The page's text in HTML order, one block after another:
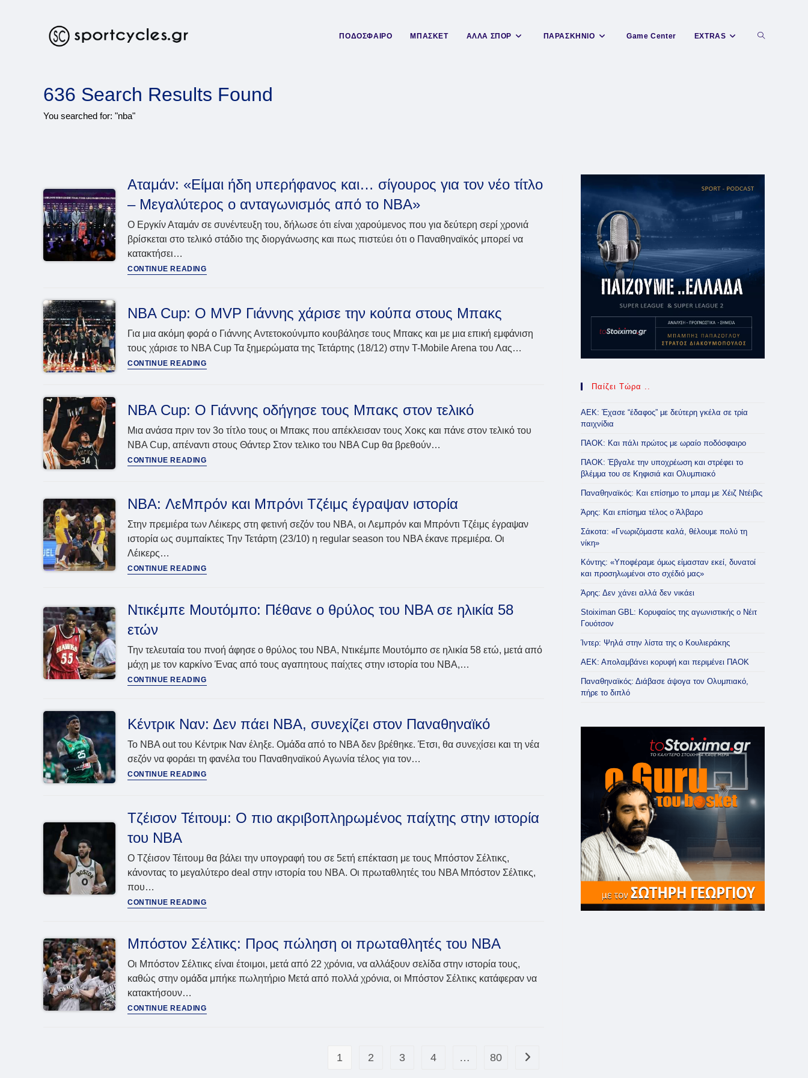
ΠΟΔΟΣΦΑΙΡΟ ΜΠΑΣΚΕΤ ΑΛΛΑ ΣΠΟΡ ΠΑΡΑΣΚΗΝΙΟ Game Center EXTRAS Toggle
636 Search Results Found
You searched for: "nba"
Αταμάν: «Είμαι ήδη υπερήφανος και… σίγουρος για τον νέο τίτλο
– Μεγαλύτερος ο ανταγωνισμός από το NBA»
Ο Εργκίν Αταμάν σε συνέντευξη του, δήλωσε ότι είναι χαρούμενος που για δεύτερη σερί χρονιά
βρίσκεται στο τελικό στάδιο της διοργάνωσης και πως πιστεύει ότι ο Παναθηναϊκός μπορεί να
κατακτήσει…
CONTINUE READINGΑταμάν:
και…
σίγουρος
για
νέο
Μεγαλύτερος
ανταγωνισμός
από
NBA»
NBA Cup: Ο MVP Γιάννης χάρισε την κούπα στους Μπακς
Για μια ακόμη φορά ο Γιάννης Αντετοκούνμπο κουβάλησε τους Μπακς και με μια επική εμφάνιση
τους χάρισε το NBA Cup Τα ξημερώματα της Τετάρτης (18/12) στην T-Mobile Arena του Λας…
CONTINUE READINGNBA
Γιάννης
χάρισε
την
κούπα
στους
NBA Cup: Ο Γιάννης οδήγησε τους Μπακς στον τελικό
Μια ανάσα πριν τον 3ο τίτλο τους οι Μπακς που απέκλεισαν τους Χοκς και πάνε στον τελικό του
NBA Cup, απέναντι στους Θάντερ Στον τελικο του NBA Cup θα βρεθούν…
CONTINUE READINGNBA
οδήγησε
τους
Μπακς
στον
NBA: ΛεΜπρόν και Μπρόνι Τζέιμς έγραψαν ιστορία
Στην πρεμιέρα των Λέικερς στη φετινή σεζόν του NBA, οι Λεμπρόν και Μπρόντι Τζέιμς έγραψαν
ιστορία ως συμπαίκτες Την Τετάρτη (23/10) η regular season του NBA έκανε πρεμιέρα. Οι
Λέικερς…
CONTINUE READINGNBA:
Μπρόνι
Τζέιμς
Ντικέμπε Μουτόμπο: Πέθανε ο θρύλος του NBA σε ηλικία 58
ετών
Την τελευταία του πνοή άφησε ο θρύλος του NBA, Ντικέμπε Μουτόμπο σε ηλικία 58 ετώ, μετά από
μάχη με τον καρκίνο Ένας από τους αγαπητους παίχτες στην ιστορία του NBA,…
CONTINUE READINGΝτικέμπε
θρύλος
του
σε
ηλικία
Κέντρικ Ναν: Δεν πάει NBA, συνεχίζει στον Παναθηναϊκό
Το NBA out του Κέντρικ Ναν έληξε. Ομάδα από το ΝΒΑ δεν βρέθηκε. Έτσι, θα συνεχίσει και τη νέα
σεζόν να φοράει τη φανέλα του Παναθηναϊκού Αγωνία τέλος για τον…
CONTINUE READINGΚέντρικ
NBA,
Παναθηναϊκό
Τζέισον Τέιτουμ: Ο πιο ακριβοπληρωμένος παίχτης στην ιστορία
του NBA
Ο Τζέισον Τέιτουμ θα βάλει την υπογραφή του σε 5ετή επέκταση με τους Μπόστον Σέλτικς,
κάνοντας το μεγαλύτερο deal στην ιστορία του NBA. Οι πρωταθλητές του NBA Μπόστον Σέλτικς,
που…
CONTINUE READINGΤζέισον
πιο
ακριβοπληρωμένος
παίχτης
στην
NBA
Μπόστον Σέλτικς: Προς πώληση οι πρωταθλητές του NBA
Οι Μπόστον Σέλτικς είναι έτοιμοι, μετά από 22 χρόνια, να αλλάξουν σελίδα στην ιστορία τους,
καθώς στην ομάδα μπήκε πωλητήριο Μετά από πολλά χρόνια, οι Μπόστον Σέλτικς κατάφεραν να
κατακτήσουν…
CONTINUE READINGΜπόστον
1 2 3 4 … 80 Go to the next page
Παίζει Τώρα ..
ΑΕΚ: Έχασε “έδαφος” με δεύτερη γκέλα σε τρία
παιχνίδια
ΠΑΟΚ: Και πάλι πρώτος με ωραίο ποδόσφαιρο
ΠΑΟΚ: Έβγαλε την υποχρέωση και στρέφει το
βλέμμα του σε Κηφισιά και Ολυμπιακό
Παναθηναϊκός: Και επίσημο το μπαμ με Χέιζ Ντέιβις
Άρης: Και επίσημα τέλος ο Άλβαρο
Σάκοτα: «Γνωριζόμαστε καλά, θέλουμε πολύ τη
νίκη»
Κόντης: «Υποφέραμε όμως είμασταν εκεί, δυνατοί
και προσηλωμένοι στο σχέδιό μας»
Άρης: Δεν χάνει αλλά δεν νικάει
Stoiximan GBL: Κορυφαίος της αγωνιστικής ο Νέιτ
Γουότσον
Ίντερ: Ψηλά στην λίστα της ο Κουλιεράκης
ΑΕΚ: Απολαμβάνει κορυφή και περιμένει ΠΑΟΚ
Παναθηναϊκός: Διάβασε άψογα τον Ολυμπιακό,
πήρε το διπλό